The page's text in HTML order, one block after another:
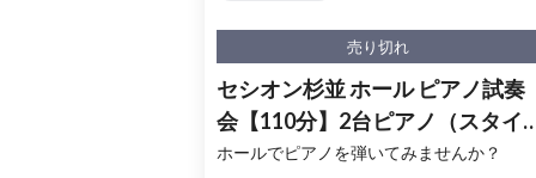
売り切れ
セシオン杉並 ホール ピアノ試奏
会【110分】2台ピアノ（スタイ
ンウェイ・ベーゼンドルファー
ホールでピアノを弾いてみませんか？